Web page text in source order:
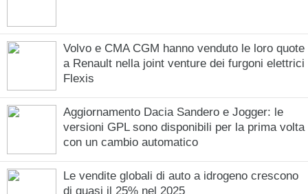
Volvo e CMA CGM hanno venduto le loro quote
a Renault nella joint venture dei furgoni elettrici
Flexis
Aggiornamento Dacia Sandero e Jogger: le
versioni GPL sono disponibili per la prima volta
con un cambio automatico
Le vendite globali di auto a idrogeno crescono
di quasi il 25% nel 2025